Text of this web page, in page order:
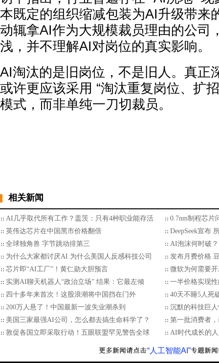
本既定的组织缩减包装为AI升级带来
动辄拿AI作为大规模裁员理由的公司
浅，并不理解AI对岗位的真实影响。
AI淘汰的是旧岗位，不是旧人。真正
或许更应该采用 “淘汰重复岗位、扩
模式，而非单纯一刀切裁员。
相关新闻
AI几乎取代所有工作？盖茨：只有4种职业能存活
0.7nm制程芯片
英伟达芯片在中国黑市价格翻倍
DeepSeek宣布
全球独角兽 字节跳动排第三
AI泡沫何时破
为什么大家都讨厌AI 为什么美国人反感科技公司
发布月费价格
芯片即“AI工厂”！黄仁勋大胆预言
微软为何需要
实测AI聊天机器人“政治立场” 结果：它最左倾
一半价格实现
四十多年来首次！这股浪潮将中国挡在门外
40天不睡5人死
200万人悬了！中国最新一波失业潮杀到
沉默的科技巨
美国三家最强AI公司，怎么都去搞生命科学了？
第一批消费者
敦促各国立即采取行动！五眼联盟罕见警告全球
AI时代成长的
“人工智能AI”